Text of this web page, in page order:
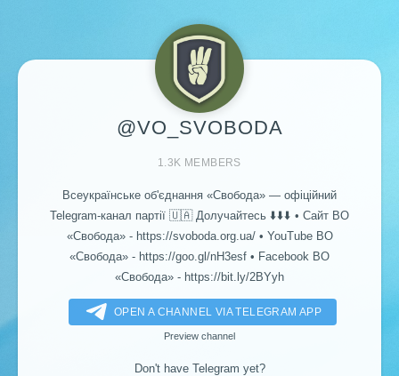
@VO_SVOBODA
1.3K MEMBERS
Всеукраїнське об'єднання «Свобода» — офіційний
Telegram-канал партії 🇺🇦 Долучайтесь ⬇️⬇️⬇️ • Сайт ВО
«Свобода» - https://svoboda.org.ua/ • YouTube ВО
«Свобода» - https://goo.gl/nH3esf • Facebook ВО
«Свобода» - https://bit.ly/2BYyh
OPEN A CHANNEL VIA TELEGRAM APP
Preview channel
Don't have Telegram yet?